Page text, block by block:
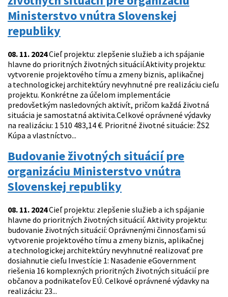
Ministerstvo vnútra Slovenskej
republiky
08. 11. 2024Cieľ projektu: zlepšenie služieb a ich spájanie
hlavne do prioritných životných situácií.Aktivity projektu:
vytvorenie projektového tímu a zmeny biznis, aplikačnej
a technologickej architektúry nevyhnutné pre realizáciu cieľu
projektu. Konkrétne za účelom implementácie
predovšetkým nasledovných aktivít, pričom každá životná
situácia je samostatná aktivita.Celkové oprávnené výdavky
na realizáciu: 1 510 483,14 €. Prioritné životné situácie: ŽS2
Kúpa a vlastníctvo...
Budovanie životných situácií pre
organizáciu Ministerstvo vnútra
Slovenskej republiky
08. 11. 2024Cieľ projektu: zlepšenie služieb a ich spájanie
hlavne do prioritných životných situácií. Aktivity projektu:
budovanie životných situácií: Oprávnenými činnosťami sú
vytvorenie projektového tímu a zmeny biznis, aplikačnej
a technologickej architektúry nevyhnutné realizovať pre
dosiahnutie cieľu Investície 1: Nasadenie eGovernment
riešenia 16 komplexných prioritných životných situácií pre
občanov a podnikateľov EÚ. Celkové oprávnené výdavky na
realizáciu: 23...